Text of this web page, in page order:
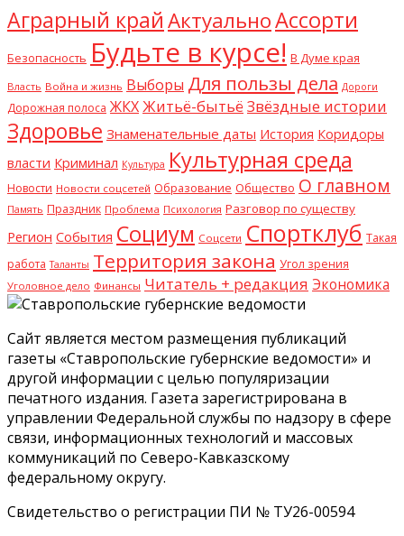
Аграрный крайАктуальноАссорти
Безопасность Будьте в курсе! В Думе края
Власть Война и жизнь Выборы Для пользы дела Дороги
Дорожная полоса ЖКХЖитьё-бытьё Звёздные истории
Здоровье Знаменательные даты История Коридоры
власти Криминал Культура Культурная среда
Новости Новости соцсетей Образование Общество О главном
Память Праздник Проблема Психология Разговор по существу
Регион События Социум Соцсети Спортклуб Такая
работа Таланты Территория закона Угол зрения
Уголовное дело Финансы Читатель + редакция Экономика
Сайт является местом размещения публикаций
газеты «Ставропольские губернские ведомости» и
другой информации с целью популяризации
печатного издания. Газета зарегистрирована в
управлении Федеральной службы по надзору в сфере
связи, информационных технологий и массовых
коммуникаций по Северо-Кавказскому
федеральному округу.
Свидетельство о регистрации ПИ № ТУ26-00594